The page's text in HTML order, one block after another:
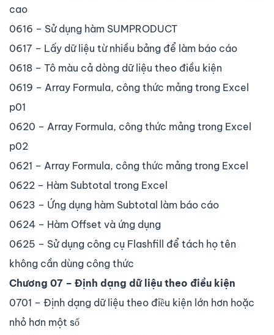
cao
0616 – Sử dụng hàm SUMPRODUCT
0617 – Lấy dữ liệu từ nhiều bảng để làm báo cáo
0618 – Tô màu cả dòng dữ liệu theo điều kiện
0619 – Array Formula, công thức mảng trong Excel
p01
0620 – Array Formula, công thức mảng trong Excel
p02
0621 – Array Formula, công thức mảng trong Excel
0622 – Hàm Subtotal trong Excel
0623 – Ứng dụng hàm Subtotal làm báo cáo
0624 – Hàm Offset và ứng dụng
0625 – Sử dụng công cụ Flashfill để tách họ tên
không cần dùng công thức
Chương 07 – Định dạng dữ liệu theo điều kiện
0701 – Định dạng dữ liệu theo điều kiện lớn hơn hoặc
nhỏ hơn một số